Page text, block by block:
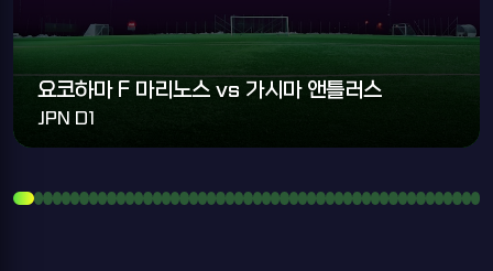
요코하마 F 마리노스 vs 가시마 앤틀러스
JPN D1